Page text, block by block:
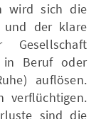
wird sich die
und der klare
in Beruf oder
auflösen.
verflüchtigen.
sind die